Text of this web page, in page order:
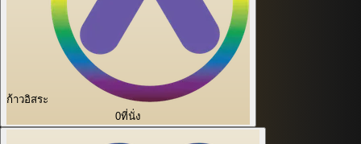
ก้าวอิสระ
0ที่นั่ง